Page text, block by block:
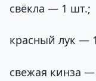
свёкла — 1 шт.;
красный лук —
свежая кинза